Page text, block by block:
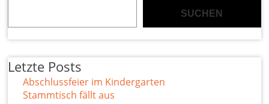
SUCHEN
Letzte Posts
Abschlussfeier im Kindergarten
Stammtisch fällt aus